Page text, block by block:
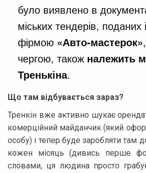
було виявлено в
міських тендерів,
фірмою «Авто-мастерок»
чергою, також належить
Тренькіна.
Що там відбувається зараз?
Тренкін вже активно шукає
комерційний майданчик (який
особу) і тепер буде заробляти там
кожен місяць (дивись перше
словами, ця людина просто